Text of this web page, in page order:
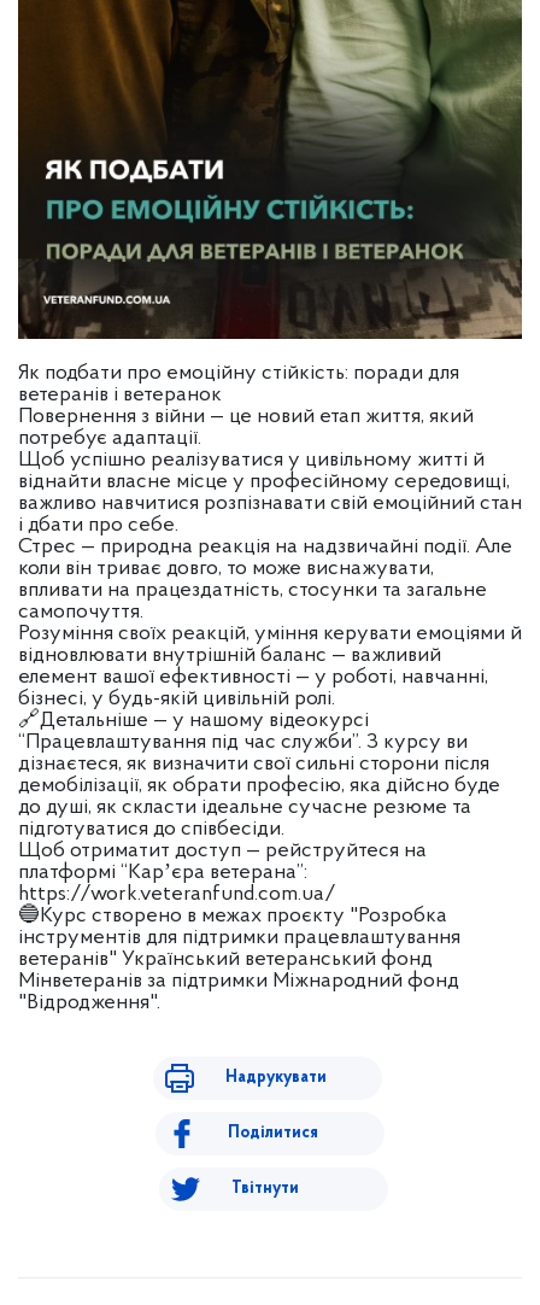
Як подбати про емоційну стійкість: поради для
ветеранів і ветеранок
Повернення з війни — це новий етап життя, який
потребує адаптації.
Щоб успішно реалізуватися у цивільному житті й
віднайти власне місце у професійному середовищі,
важливо навчитися розпізнавати свій емоційний стан
і дбати про себе.
Стрес — природна реакція на надзвичайні події. Але
коли він триває довго, то може виснажувати,
впливати на працездатність, стосунки та загальне
самопочуття.
Розуміння своїх реакцій, уміння керувати емоціями й
відновлювати внутрішній баланс — важливий
елемент вашої ефективності — у роботі, навчанні,
бізнесі, у будь-якій цивільній ролі.
🔗Детальніше — у нашому відеокурсі
“Працевлаштування під час служби”. З курсу ви
дізнаєтеся, як визначити свої сильні сторони після
демобілізації, як обрати професію, яка дійсно буде
до душі, як скласти ідеальне сучасне резюме та
підготуватися до співбесіди.
Щоб отриматит доступ — рейструйтеся на
платформі “Карʼєра ветерана”:
https://work.veteranfund.com.ua/
🔵Курс створено в межах проєкту "Розробка
інструментів для підтримки працевлаштування
ветеранів" Український ветеранський фонд
Мінветеранів за підтримки Міжнародний фонд
"Відродження".
Надрукувати
Поділитися
Твітнути